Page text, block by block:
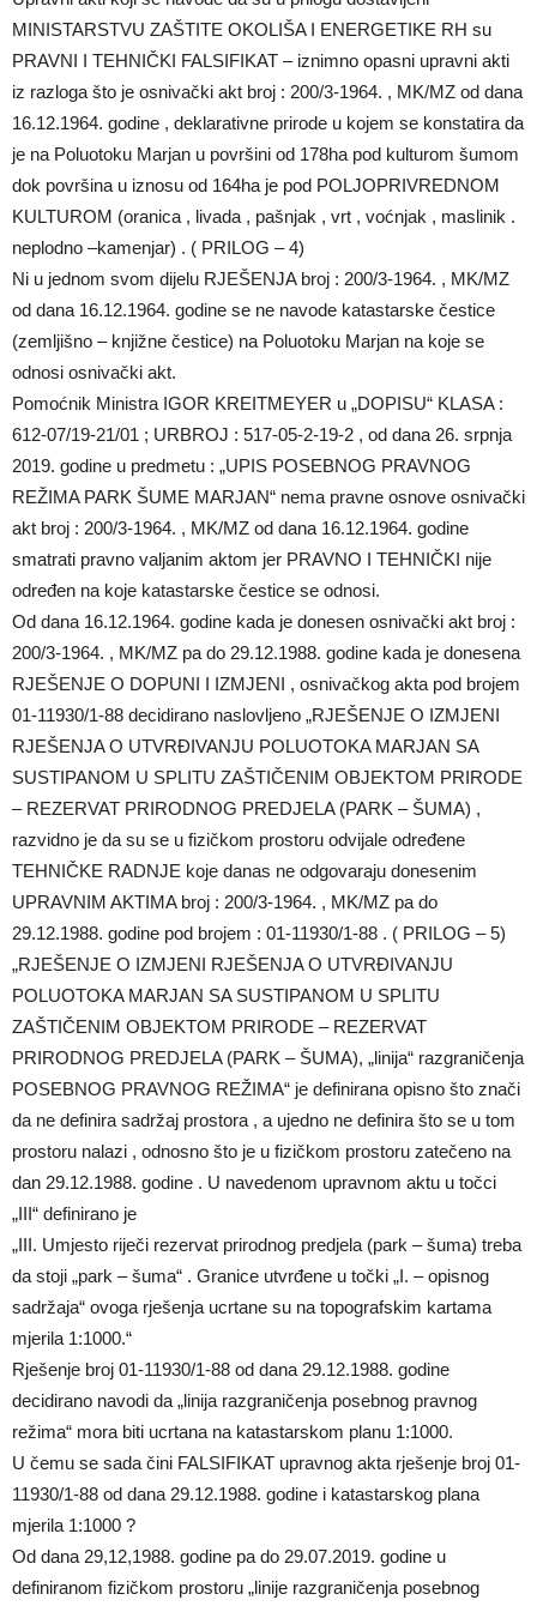
MINISTARSTVU ZAŠTITE OKOLIŠA I ENERGETIKE RH su
PRAVNI I TEHNIČKI FALSIFIKAT – iznimno opasni upravni akti
iz razloga što je osnivački akt broj : 200/3-1964. , MK/MZ od dana
16.12.1964. godine , deklarativne prirode u kojem se konstatira da
je na Poluotoku Marjan u površini od 178ha pod kulturom šumom
dok površina u iznosu od 164ha je pod POLJOPRIVREDNOM
KULTUROM (oranica , livada , pašnjak , vrt , voćnjak , maslinik .
neplodno –kamenjar) . ( PRILOG – 4)
Ni u jednom svom dijelu RJEŠENJA broj : 200/3-1964. , MK/MZ
od dana 16.12.1964. godine se ne navode katastarske čestice
(zemljišno – knjižne čestice) na Poluotoku Marjan na koje se
odnosi osnivački akt.
Pomoćnik Ministra IGOR KREITMEYER u „DOPISU“ KLASA :
612-07/19-21/01 ; URBROJ : 517-05-2-19-2 , od dana 26. srpnja
2019. godine u predmetu : „UPIS POSEBNOG PRAVNOG
REŽIMA PARK ŠUME MARJAN“ nema pravne osnove osnivački
akt broj : 200/3-1964. , MK/MZ od dana 16.12.1964. godine
smatrati pravno valjanim aktom jer PRAVNO I TEHNIČKI nije
određen na koje katastarske čestice se odnosi.
Od dana 16.12.1964. godine kada je donesen osnivački akt broj :
200/3-1964. , MK/MZ pa do 29.12.1988. godine kada je donesena
RJEŠENJE O DOPUNI I IZMJENI , osnivačkog akta pod brojem
01-11930/1-88 decidirano naslovljeno „RJEŠENJE O IZMJENI
RJEŠENJA O UTVRĐIVANJU POLUOTOKA MARJAN SA
SUSTIPANOM U SPLITU ZAŠTIČENIM OBJEKTOM PRIRODE
– REZERVAT PRIRODNOG PREDJELA (PARK – ŠUMA) ,
razvidno je da su se u fizičkom prostoru odvijale određene
TEHNIČKE RADNJE koje danas ne odgovaraju donesenim
UPRAVNIM AKTIMA broj : 200/3-1964. , MK/MZ pa do
29.12.1988. godine pod brojem : 01-11930/1-88 . ( PRILOG – 5)
„RJEŠENJE O IZMJENI RJEŠENJA O UTVRĐIVANJU
POLUOTOKA MARJAN SA SUSTIPANOM U SPLITU
ZAŠTIČENIM OBJEKTOM PRIRODE – REZERVAT
PRIRODNOG PREDJELA (PARK – ŠUMA), „linija“ razgraničenja
POSEBNOG PRAVNOG REŽIMA“ je definirana opisno što znači
da ne definira sadržaj prostora , a ujedno ne definira što se u tom
prostoru nalazi , odnosno što je u fizičkom prostoru zatečeno na
dan 29.12.1988. godine . U navedenom upravnom aktu u točci
„III“ definirano je
„III. Umjesto riječi rezervat prirodnog predjela (park – šuma) treba
da stoji „park – šuma“ . Granice utvrđene u točki „I. – opisnog
sadržaja“ ovoga rješenja ucrtane su na topografskim kartama
mjerila 1:1000.“
Rješenje broj 01-11930/1-88 od dana 29.12.1988. godine
decidirano navodi da „linija razgraničenja posebnog pravnog
režima“ mora biti ucrtana na katastarskom planu 1:1000.
U čemu se sada čini FALSIFIKAT upravnog akta rješenje broj 01-
11930/1-88 od dana 29.12.1988. godine i katastarskog plana
mjerila 1:1000 ?
Od dana 29,12,1988. godine pa do 29.07.2019. godine u
definiranom fizičkom prostoru „linije razgraničenja posebnog